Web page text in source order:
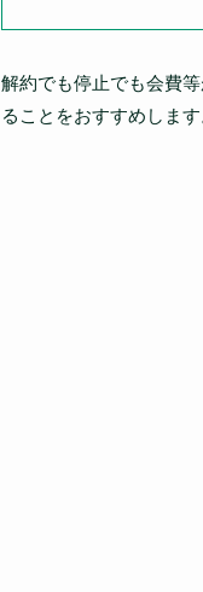
解約でも停止でも会費
ることをおすすめします